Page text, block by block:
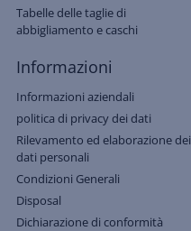
Tabelle delle taglie di
abbigliamento e caschi
Informazioni
Informazioni aziendali
politica di privacy dei dati
Rilevamento ed elaborazione dei
dati personali
Condizioni Generali
Disposal
Dichiarazione di conformità